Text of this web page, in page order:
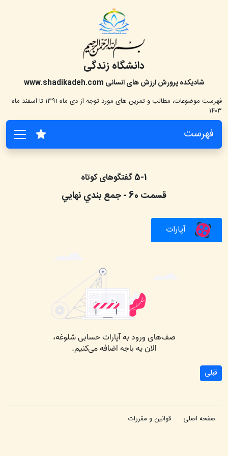
دانشگاه زندگی
شادیکده پرورش ارزش های انسانی www.shadikadeh.com
فهرست موضوعات، مطالب و تمرین های مورد توجه از دی ماه ۱۳۹۱ تا اسفند ماه
۱۴۰۳
فهرست
5-1 گفتگوهای کوتاه
قسمت 60
-جمع بندي نهايي
آپارات
قبلی
صفحه اصلی قوانین و مقررات